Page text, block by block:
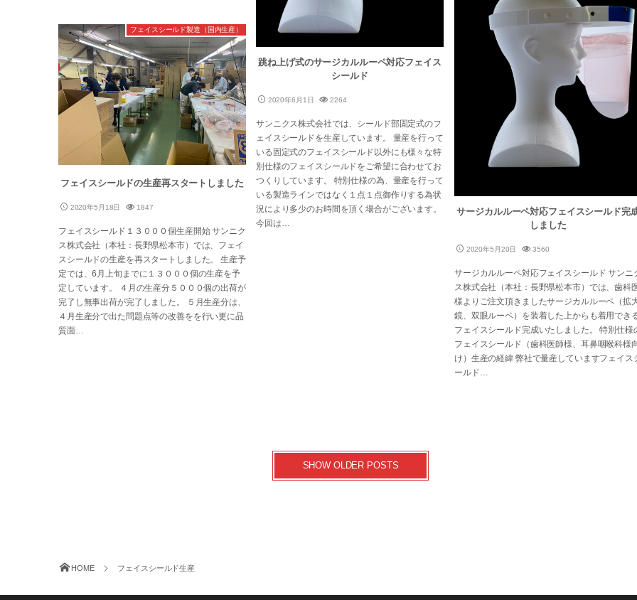
跳ね上げ式のサージカルルーペ対応フェイス
シールド
2020年6月1日 2264
サンニクス株式会社では、シールド部固定式のフ
ェイスシールドを生産しています。 量産を行って
いる固定式のフェイスシールド以外にも様々な特
別仕様のフェイスシールドをご希望に合わせてお
つくりしています。 特別仕様の為、量産を行って
いる製造ラインではなく１点１点御作りする為状
況により多少のお時間を頂く場合がございます。
今回は…
サージカルルーペ対応フェイスシールド完
しました
2020年5月20日 3560
サージカルルーペ対応フェイスシールド サンニ
ス株式会社（本社：長野県松本市）では、歯科
様よりご注文頂きましたサージカルルーペ（拡
鏡、双眼ルーペ）を装着した上からも着用でき
フェイスシールド完成いたしました。 特別仕様
フェイスシールド（歯科医師様、耳鼻咽喉科様
け）生産の経緯 弊社で量産していますフェイス
ールド…
フェイスシールドの生産再スタートしました
2020年5月18日
フェイスシールド製造（国内生産）
1847
フェイスシールド１３０００個生産開始 サンニク
ス株式会社（本社：長野県松本市）では、フェイ
スシールドの生産を再スタートしました。 生産予
定では、6月上旬までに１３０００個の生産を予
定しています。 ４月の生産分５０００個の出荷が
完了し無事出荷が完了しました。 ５月生産分は、
４月生産分で出た問題点等の改善をを行い更に品
質面…
SHOW OLDER POSTS
HOME フェイスシールド生産